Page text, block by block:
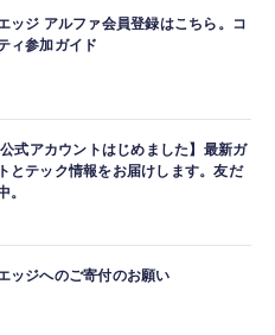
ッジ アルファ会員登録はこちら。コ
ィ参加ガイド
公式アカウントはじめました】最新ガ
とテック情報をお届けします。友だ
。
ッジへのご寄付のお願い